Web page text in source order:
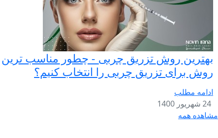
بهترین روش تزریق چربی - چطور مناسب ترین
روش برای تزریق چربی را انتخاب کنیم؟
ادامه مطلب
24 شهریور 1400
مشاهده همه